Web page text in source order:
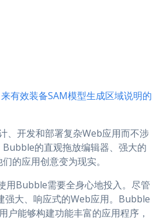
有效装备SAM模型生成区域说明的
、开发和部署复杂Web应用而不涉
的直观拖放编辑器、强大的
的应用创意变为现实。
用Bubble需要全身心地投入。尽管
强大、响应式的Web应用。Bubble
户能够构建功能丰富的应用程序，